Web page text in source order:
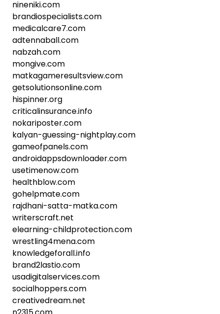
nineniki.com
brandiospecialists.com
medicalcare7.com
adtennaball.com
nabzah.com
mongive.com
matkagameresultsview.com
getsolutionsonline.com
hispinner.org
criticalinsurance.info
nokariposter.com
kalyan-guessing-nightplay.com
gameofpanels.com
androidappsdownloader.com
usetimenow.com
healthblow.com
gohelpmate.com
rajdhani-satta-matka.com
writerscraft.net
elearning-childprotection.com
wrestling4mena.com
knowledgeforall.info
brand2lastio.com
usadigitalservices.com
socialhoppers.com
creativedream.net